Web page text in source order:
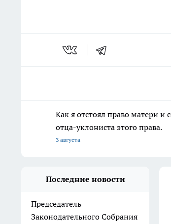
Как я отстоял право матери
отца-уклониста этого права.
3 августа
Последние новости
Председатель
Законодательного Собрания